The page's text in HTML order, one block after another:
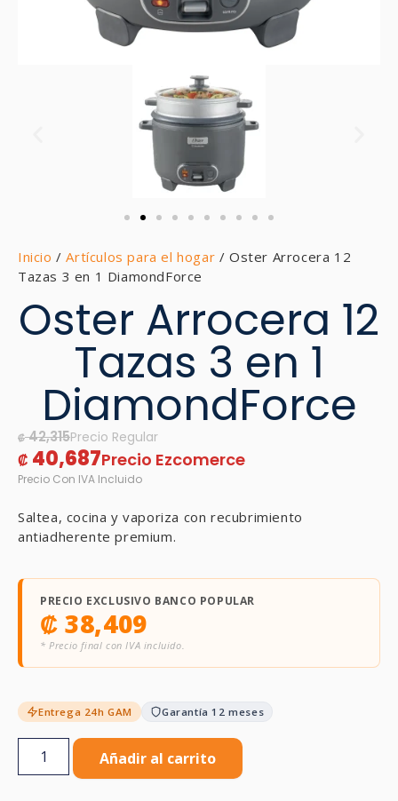
Inicio /Artículos para el hogar / Oster Arrocera 12
Tazas 3 en 1 DiamondForce
Oster Arrocera 12
Tazas 3 en 1
DiamondForce
₡42,315
₡ 40,687
Saltea, cocina y vaporiza con recubrimiento
antiadherente premium.
PRECIO EXCLUSIVO BANCO POPULAR
₡ 38,409
* Precio final con IVA incluido.
Entrega 24h GAM Garantía 12 meses
Añadir al carrito